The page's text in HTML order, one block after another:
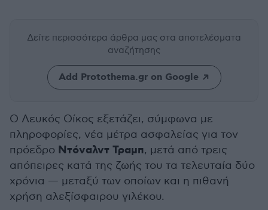
Δείτε περισσότερα άρθρα μας στα αποτελέσματα
αναζήτησης
Add Protothema.gr on Google
Ο Λευκός Οίκος εξετάζει, σύμφωνα με
πληροφορίες, νέα μέτρα ασφαλείας για τον
πρόεδρο Ντόναλντ Τραμπ, μετά από τρεις
απόπειρες κατά της ζωής του τα τελευταία δύο
χρόνια — μεταξύ των οποίων και η πιθανή
χρήση αλεξίσφαιρου γιλέκου.